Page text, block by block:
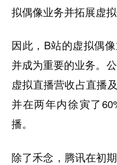
拟偶像业务并拓展虚
因此，B站的虚拟偶
并成为重要的业务。
虚拟直播营收占直播
并在两年内徐寅了
播。
除了禾念，腾讯在初